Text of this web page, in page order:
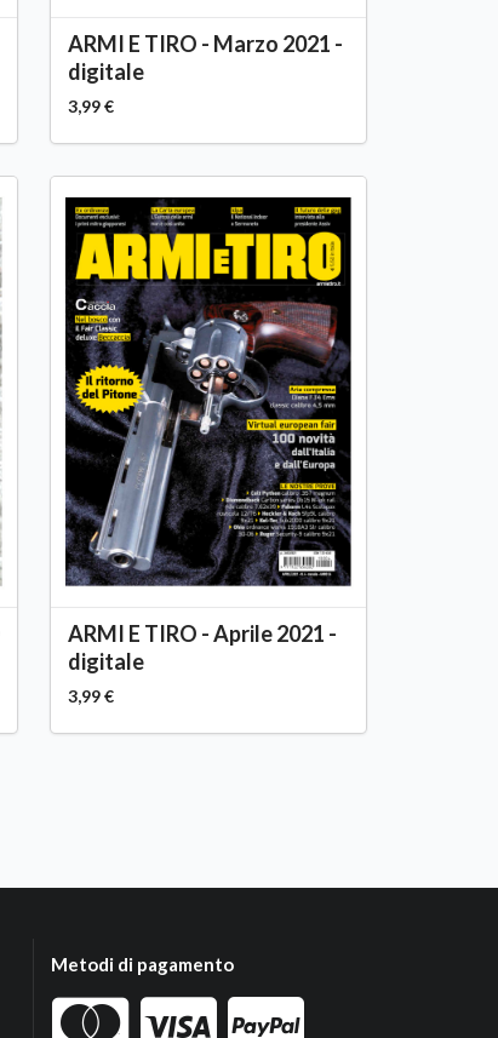
ARMI E TIRO - Marzo 2021 -
digitale
3,99 €
ARMI E TIRO - Aprile 2021 -
digitale
3,99 €
Metodi di pagamento